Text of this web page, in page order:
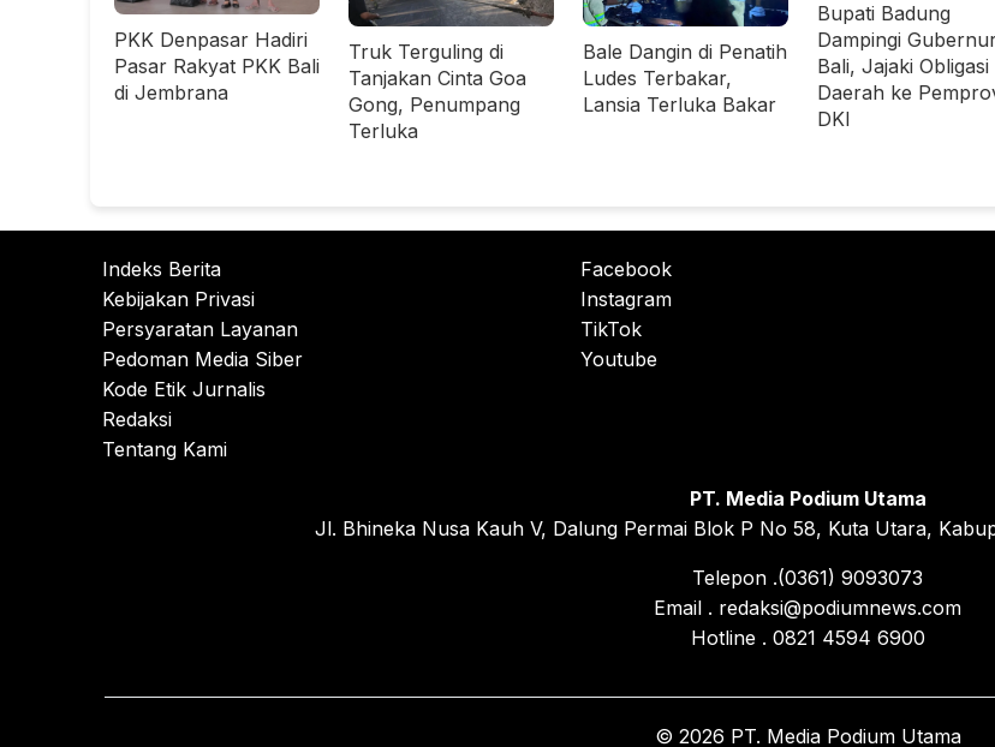
PKK Denpasar Hadiri
Pasar Rakyat PKK Bali
di Jembrana
Truk Terguling di
Tanjakan Cinta Goa
Gong, Penumpang
Terluka
Bale Dangin di Penatih
Ludes Terbakar,
Lansia Terluka Bakar
Bupati Badung
Dampingi
Bali, Jajaki Obligasi
Daerah ke
DKI
Indeks Berita
Kebijakan Privasi
Persyaratan Layanan
Pedoman Media Siber
Kode Etik Jurnalis
Redaksi
Tentang Kami
Facebook
Instagram
TikTok
Youtube
PT. Media Podium Utama
Jl. Bhineka Nusa Kauh V, Dalung Permai Blok P No 58, Kuta Utara,
Telepon .(0361) 9093073
Email . redaksi@podiumnews.com
Hotline . 0821 4594 6900
© 2026 PT. Media Podium Utama